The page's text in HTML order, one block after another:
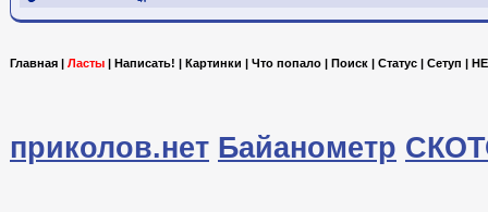
Главная | Ласты | Написать! | Картинки | Что попало | Поиск | Статус | Сетуп |
приколов.нет Байанометр